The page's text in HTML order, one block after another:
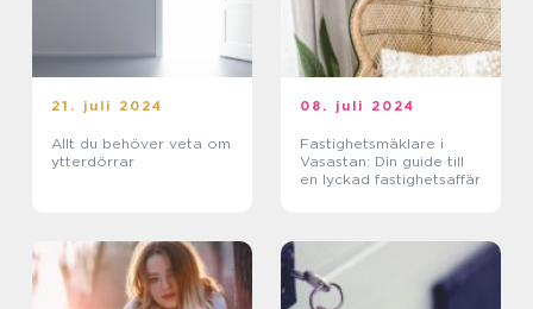
21. juli 2024
Allt du behöver veta om
ytterdörrar
08. juli 2024
Fastighetsmäklare i
Vasastan: Din guide till
en lyckad fastighetsaffär